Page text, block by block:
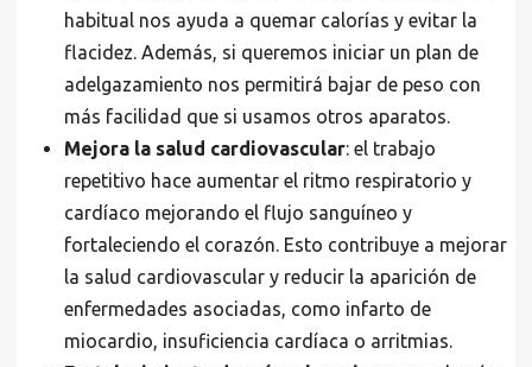
habitual nos ayuda a quemar calorías y evitar la
flacidez. Además, si queremos iniciar un plan de
adelgazamiento nos permitirá bajar de peso con
más facilidad que si usamos otros aparatos.
Mejora la salud cardiovascular: el trabajo
repetitivo hace aumentar el ritmo respiratorio y
cardíaco mejorando el flujo sanguíneo y
fortaleciendo el corazón. Esto contribuye a mejorar
la salud cardiovascular y reducir la aparición de
enfermedades asociadas, como infarto de
miocardio, insuficiencia cardíaca o arritmias.